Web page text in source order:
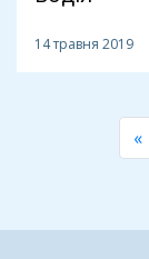
14 травня 2019
«